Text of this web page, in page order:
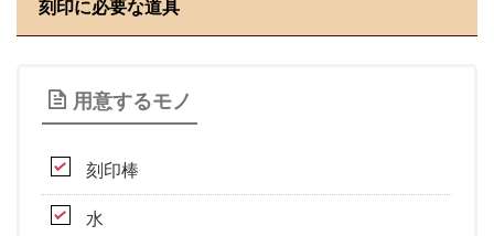
刻印に必要な道具
用意するモノ
刻印棒
水